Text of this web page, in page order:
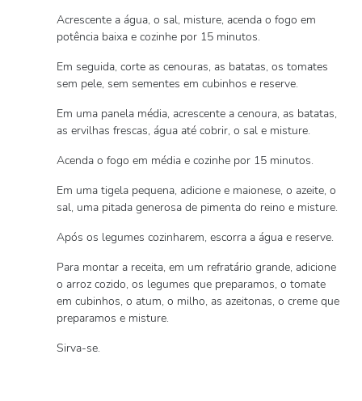
Acrescente a água, o sal, misture, acenda o fogo em
potência baixa e cozinhe por 15 minutos.
Em seguida, corte as cenouras, as batatas, os tomates
sem pele, sem sementes em cubinhos e reserve.
Em uma panela média, acrescente a cenoura, as batatas,
as ervilhas frescas, água até cobrir, o sal e misture.
Acenda o fogo em média e cozinhe por 15 minutos.
Em uma tigela pequena, adicione e maionese, o azeite, o
sal, uma pitada generosa de pimenta do reino e misture.
Após os legumes cozinharem, escorra a água e reserve.
Para montar a receita, em um refratário grande, adicione
o arroz cozido, os legumes que preparamos, o tomate
em cubinhos, o atum, o milho, as azeitonas, o creme que
preparamos e misture.
Sirva-se.